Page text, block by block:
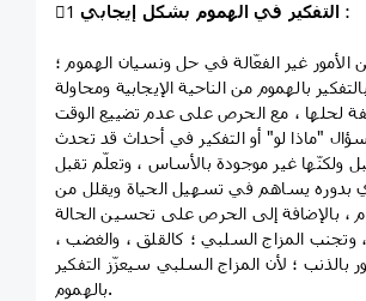
1⃣التفكير في الهموم بشكل إيجابي :
الأمور غير الفعّالة في حل ونسيان الهموم ؛
بالهموم من الناحية الإيجابية ومحاولة
لحلها ، مع الحرص على عدم تضييع الوقت
"ماذا لو" أو التفكير في أحداث قد تحدث
ولكنّها غير موجودة بالأساس ، وتعلّم تقبل
بدوره يساهم في تسهيل الحياة ويقلل من
، بالإضافة إلى الحرص على تحسين الحالة
، وتجنب المزاج السلبي ؛ كالقلق ، والغضب ،
بالذنب ؛ لأن المزاج السلبي سيعزّز التفكير
بالهموم.